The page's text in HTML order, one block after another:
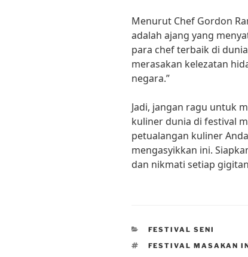
Menurut Chef Gordon
adalah ajang yang
para chef terbaik di
merasakan kelezatan
negara.”
Jadi, jangan ragu untuk
kuliner dunia di festival
petualangan kuliner
mengasyikkan ini.
dan nikmati setiap
CATEGORIES
FESTIVAL SENI
TAGS
FESTIVAL MASAKAN